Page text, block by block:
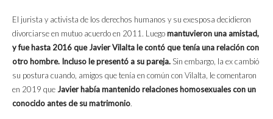
El jurista y activista de los derechos humanos y su exesposa decidieron
divorciarse en mutuo acuerdo en 2011. Luegomantuvieron una amistad,
y fue hasta 2016 que Javier Vilalta le contó que tenía una relación con
otro hombre. Incluso le presentó a su pareja. Sin embargo, la ex cambió
su postura cuando, amigos que tenía en común con Vilalta, le comentaron
en 2019 que Javier había mantenido relaciones homosexuales con un
conocido antes de su matrimonio.